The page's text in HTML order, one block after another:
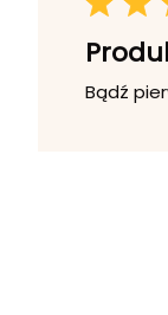
Bądź